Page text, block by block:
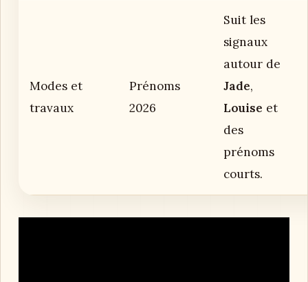
Modes et
travaux
Prénoms
2026
Suit les
signaux
autour de
Jade,
Louise et
des
prénoms
courts.